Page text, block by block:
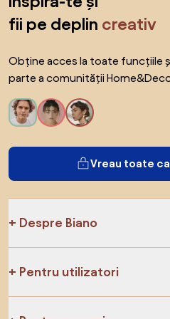
fii pe deplin creativ
Obține acces la toate funcțiile
parte a comunității
Vreau toate
Despre Biano
Pentru utilizatori